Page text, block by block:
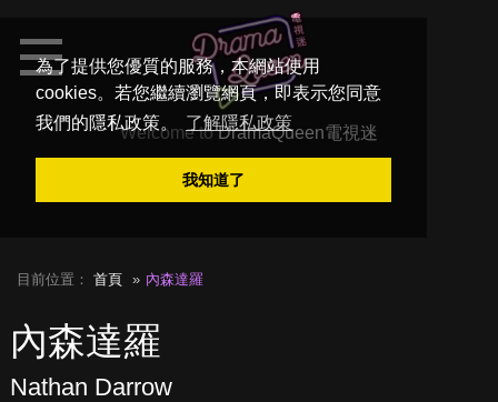
為了提供您優質的服務，本網站使用
cookies。若您繼續瀏覽網頁，即表示您同意
我們的隱私政策。
了解隱私政策
我知道了
Welcome toDramaQueen電視迷
目前位置： 首頁 內森達羅
內森達羅
Nathan Darrow